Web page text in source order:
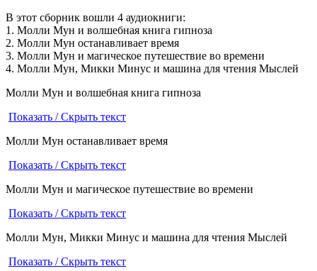
В этот сборник вошли 4 аудиокниги:
1. Молли Мун и волшебная книга гипноза
2. Молли Мун останавливает время
3. Молли Мун и магическое путешествие во времени
4. Молли Мун, Микки Минус и машина для чтения Мыслей
Молли Мун и волшебная книга гипноза
Показать / Скрыть текст
Молли Мун останавливает время
Показать / Скрыть текст
Молли Мун и магическое путешествие во времени
Показать / Скрыть текст
Молли Мун, Микки Минус и машина для чтения Мыслей
Показать / Скрыть текст